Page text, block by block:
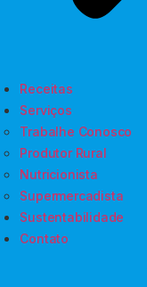
Receitas
Serviços
Trabalhe Conosco
Produtor Rural
Nutricionista
Supermercadista
Sustentabilidade
Contato